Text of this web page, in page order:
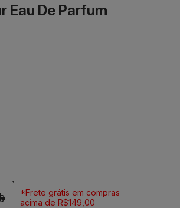
Eau De Parfum
*Frete grátis em compras
acima de R$149,00